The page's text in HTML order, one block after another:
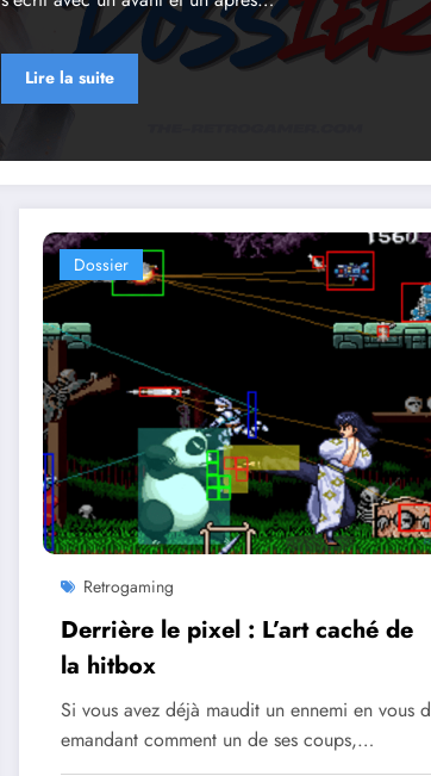
Lire la suite
Dossier
Retrogaming
Derrière le pixel : L’art caché de
la hitbox
Si vous avez déjà maudit un ennemi en vous d
emandant comment un de ses coups,…